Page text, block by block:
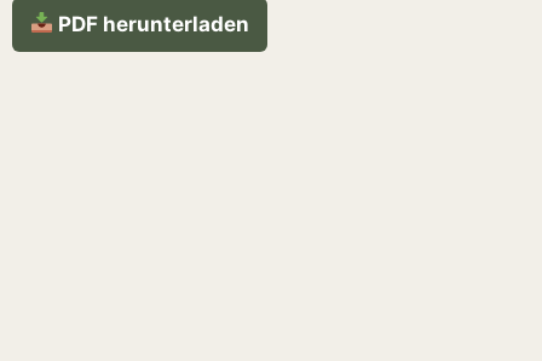
PDF herunterladen